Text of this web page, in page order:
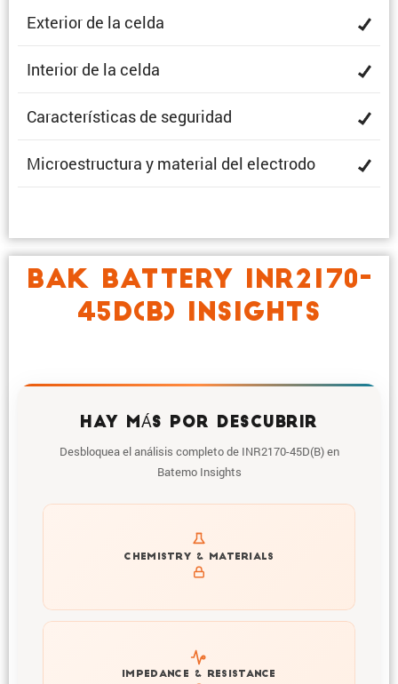
Exterior de la celda
Interior de la celda
Carac­te­rís­ticas de seguridad
Micro­es­truc­tura y material del electrodo
BAK BATTERY INR2170-
45D(B) INSIGHTS
HAY MÁS POR DESCUBRIR
Desbloquea el análisis completo de INR2170-45D(B) en
Batemo Insights
CHEMISTRY & MATERIALS
Get to know active materials for the INR2170-45D(B)
IMPEDANCE & RESISTANCE
Explore impedance spectrum and DCIR (SOC, T) of